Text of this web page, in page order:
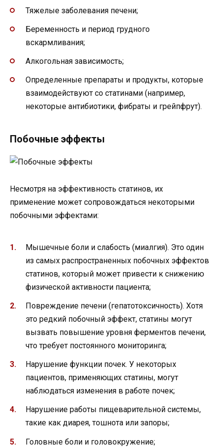
Тяжелые заболевания печени;
Беременность и период грудного
вскармливания;
Алкогольная зависимость;
Определенные препараты и продукты, которые
взаимодействуют со статинами (например,
некоторые антибиотики, фибраты и грейпфрут).
Побочные эффекты
Несмотря на эффективность статинов, их
применение может сопровождаться некоторыми
побочными эффектами:
Мышечные боли и слабость (миалгия). Это один
из самых распространенных побочных эффектов
статинов, который может привести к снижению
физической активности пациента;
Повреждение печени (гепатотоксичность). Хотя
это редкий побочный эффект, статины могут
вызвать повышение уровня ферментов печени,
что требует постоянного мониторинга;
Нарушение функции почек. У некоторых
пациентов, применяющих статины, могут
наблюдаться изменения в работе почек;
Нарушение работы пищеварительной системы,
такие как диарея, тошнота или запоры;
Головные боли и головокружение;